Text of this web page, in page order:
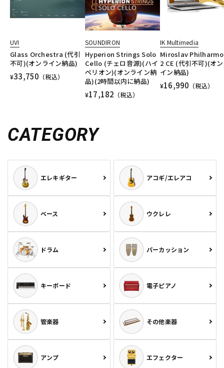
UVI
Glass Orchestra (代引
不可)(オンライン納品)
¥33,750 （税込）
SOUNDIRON
Hyperion Strings Solo
Cello (チェロ音源)(ハイ
ペリオン)(オンライン納
品)(2時間以内に納品)
¥17,182 （税込）
IK Multimedia
Miroslav
2 CE (代引不可)(オ
イン納品)
¥16,990 （税込）
CATEGORY
エレキギター アコギ/エレアコ
ベース ウクレレ
ドラム パーカッション
キーボード 電子ピアノ
管楽器 その他楽器
アンプ エフェクター